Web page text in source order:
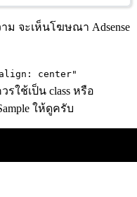
จะเห็นโฆษณา Adsense
center"
ใช้เป็น class หรือ
ให้ดูครับ